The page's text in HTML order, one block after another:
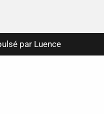
par Luence